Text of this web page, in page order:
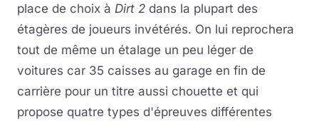
place de choix à Dirt 2 dans la plupart des
étagères de joueurs invétérés. On lui reprochera
tout de même un étalage un peu léger de
voitures car 35 caisses au garage en fin de
carrière pour un titre aussi chouette et qui
propose quatre types d'épreuves différentes